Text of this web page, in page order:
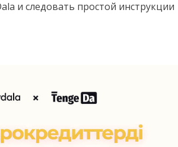
и следовать простой инструкции